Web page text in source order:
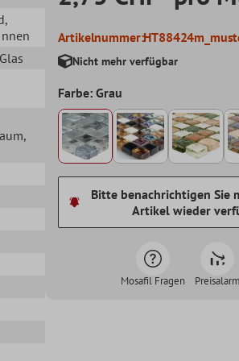
,
,
Artikelnummer:
Nicht mehr verfügbar
Farbe: Grau
Bitte benachrichtigen Sie
Artikel wieder
Mosafil Fragen Preisalarm